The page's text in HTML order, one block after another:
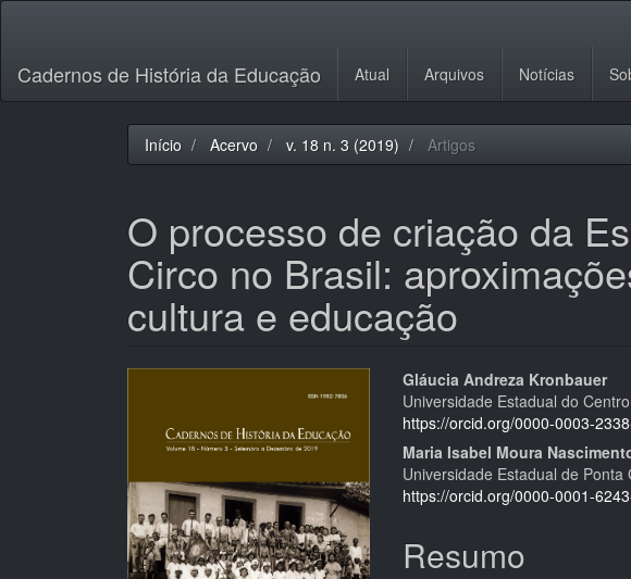
principal
Barra
Cadernos de História da Educação Atual Arquivos Notícias
Início Acervo v. 18 n. 3 (2019) Artigos
O processo de criação da
Circo no Brasil:
cultura e educação
Barra
lateral
artigos
Conteúdo
do
artigo
principal
Gláucia Andreza Kronbauer
Universidade Estadual do
https://orcid.org/0000-0003-
Maria Isabel Moura
Universidade Estadual de Ponta
https://orcid.org/0000-0001-
Resumo